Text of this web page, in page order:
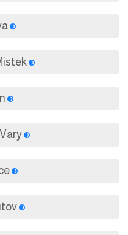
Opava
Frydek-Mistek
Karlovy Vary
Teplice